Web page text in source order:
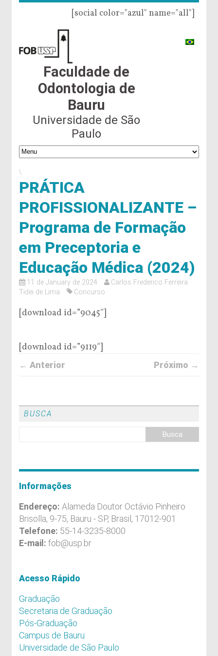
[social color="azul" name="all"]
Faculdade de
Odontologia de
Bauru
Universidade de São
Paulo
\
PRÁTICA
PROFISSIONALIZANTE –
Programa de Formação
em Preceptoria e
Educação Médica (2024)
11 de January de 2024
Carlos Frederico Ferreira
Tidei de Lima
Concurso
[download id=”9045″]
[download id=”9119″]
← Anterior Próximo →
BUSCA
Informações
Endereço: Alameda Doutor Octávio Pinheiro
Brisolla, 9-75, Bauru - SP, Brasil, 17012-901
Telefone: 55-14-3235-8000
E-mail: fob@usp.br
Acesso Rápido
Graduação
Secretaria de Graduação
Pós-Graduação
Campus de Bauru
Universidade de São Paulo